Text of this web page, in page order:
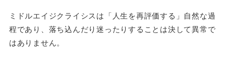
ミドルエイジクライシスは「人生を再評価する」自然な過
程であり、落ち込んだり迷ったりすることは決して異常で
はありません。